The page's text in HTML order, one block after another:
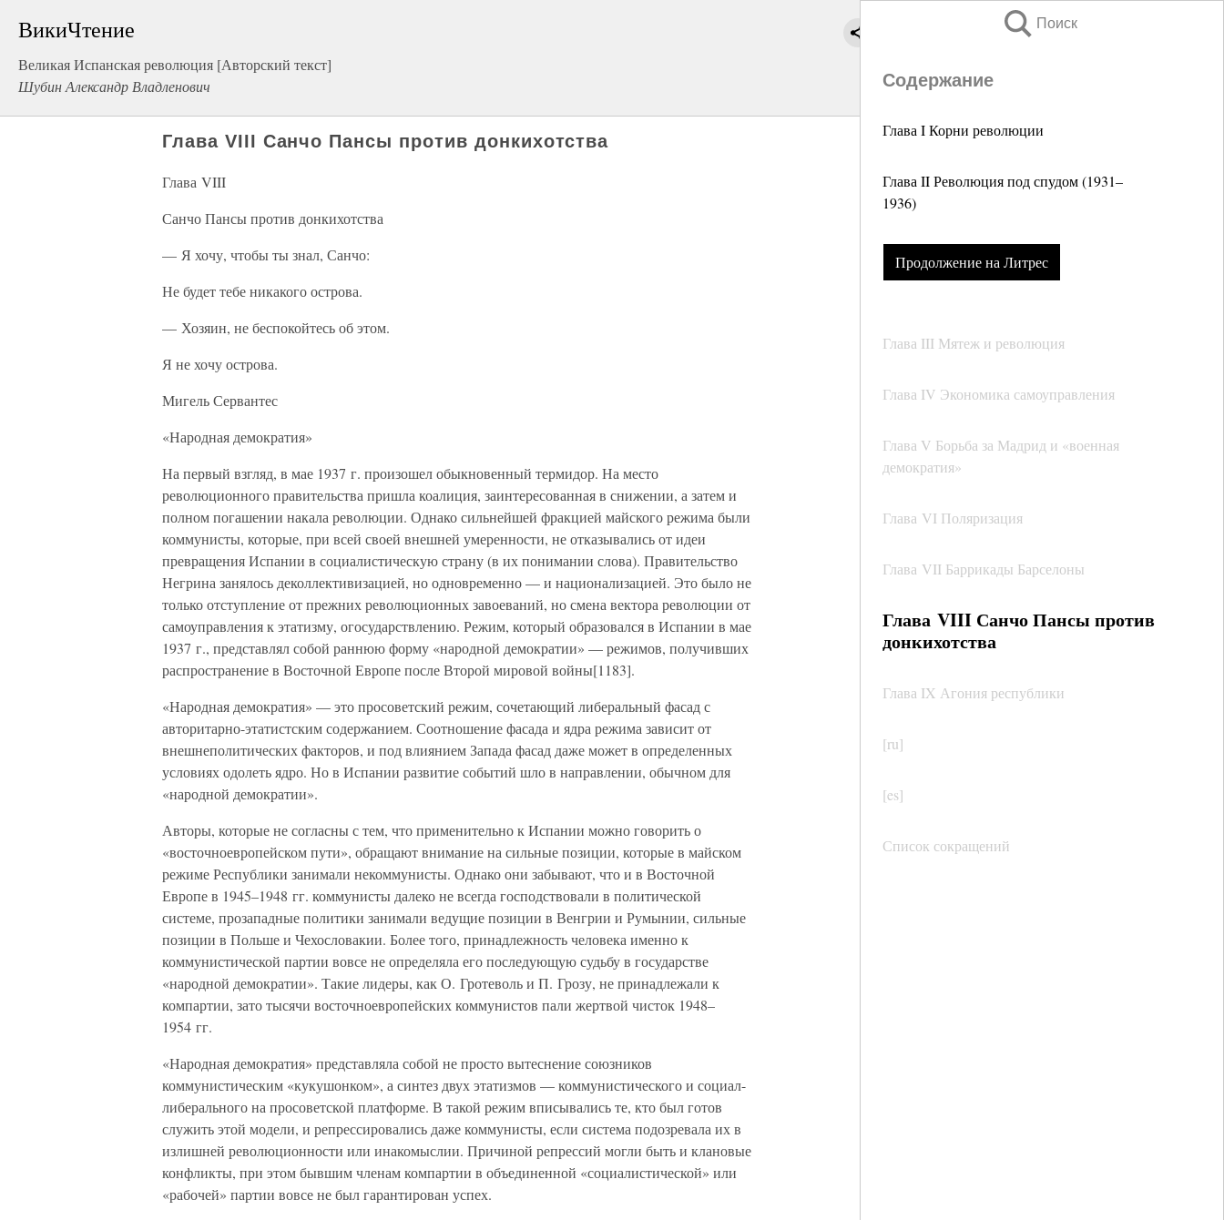
ВикиЧтение
Великая Испанская революция [Авторский текст]
Шубин Александр Владленович
Поиск
Содержание
Глава I Корни революции
Глава II Революция под спудом (1931–
1936)
Продолжение на Литрес
Глава III Мятеж и революция
Глава IV Экономика самоуправления
Глава V Борьба за Мадрид и «военная
демократия»
Глава VI Поляризация
Глава VII Баррикады Барселоны
Глава VIII Санчо Пансы против
донкихотства
Глава IX Агония республики
[ru]
[es]
Список сокращений
Глава VIII Санчо Пансы против донкихотства
Глава VIII
Санчо Пансы против донкихотства
— Я хочу, чтобы ты знал, Санчо:
Не будет тебе никакого острова.
— Хозяин, не беспокойтесь об этом.
Я не хочу острова.
Мигель Сервантес
«Народная демократия»
На первый взгляд, в мае 1937 г. произошел обыкновенный термидор. На место
революционного правительства пришла коалиция, заинтересованная в снижении, а затем и
полном погашении накала революции. Однако сильнейшей фракцией майского режима были
коммунисты, которые, при всей своей внешней умеренности, не отказывались от идеи
превращения Испании в социалистическую страну (в их понимании слова). Правительство
Негрина занялось деколлективизацией, но одновременно — и национализацией. Это было не
только отступление от прежних революционных завоеваний, но смена вектора революции от
самоуправления к этатизму, огосударствлению. Режим, который образовался в Испании в мае
1937 г., представлял собой раннюю форму «народной демократии» — режимов, получивших
распространение в Восточной Европе после Второй мировой войны[1183].
«Народная демократия» — это просоветский режим, сочетающий либеральный фасад с
авторитарно-этатистским содержанием. Соотношение фасада и ядра режима зависит от
внешнеполитических факторов, и под влиянием Запада фасад даже может в определенных
условиях одолеть ядро. Но в Испании развитие событий шло в направлении, обычном для
«народной демократии».
Авторы, которые не согласны с тем, что применительно к Испании можно говорить о
«восточноевропейском пути», обращают внимание на сильные позиции, которые в майском
режиме Республики занимали некоммунисты. Однако они забывают, что и в Восточной
Европе в 1945–1948 гг. коммунисты далеко не всегда господствовали в политической
системе, прозападные политики занимали ведущие позиции в Венгрии и Румынии, сильные
позиции в Польше и Чехословакии. Более того, принадлежность человека именно к
коммунистической партии вовсе не определяла его последующую судьбу в государстве
«народной демократии». Такие лидеры, как О. Гротеволь и П. Грозу, не принадлежали к
компартии, зато тысячи восточноевропейских коммунистов пали жертвой чисток 1948–
1954 гг.
«Народная демократия» представляла собой не просто вытеснение союзников
коммунистическим «кукушонком», а синтез двух этатизмов — коммунистического и социал-
либерального на просоветской платформе. В такой режим вписывались те, кто был готов
служить этой модели, и репрессировались даже коммунисты, если система подозревала их в
излишней революционности или инакомыслии. Причиной репрессий могли быть и клановые
конфликты, при этом бывшим членам компартии в объединенной «социалистической» или
«рабочей» партии вовсе не был гарантирован успех.